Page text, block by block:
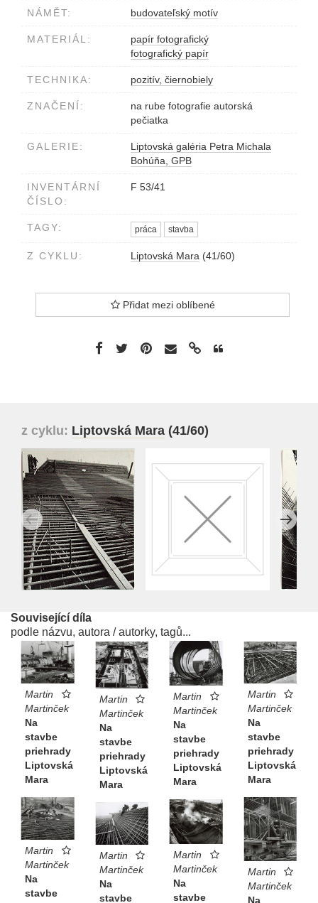
NÁMĚT: budovateľský motív
MATERIÁL:
papír fotografický
fotografický papír
TECHNIKA: pozitív, čiernobiely
ZNAČENÍ:
na rube fotografie autorská
pečiatka
GALERIE:
Liptovská galéria Petra Michala
Bohúňa, GPB
INVENTÁRNÍ
ČÍSLO:
F 53/41
TAGY: práca stavba
Z CYKLU: Liptovská Mara (41/60)
Přidat mezi oblíbené
z cyklu: Liptovská Mara (41/60)
Související díla
podle názvu, autora / autorky, tagů...
Martin
Martinček
Na
stavbe
priehrady
Liptovská
Mara
Martin
Martinček
Na
stavbe
priehrady
Liptovská
Mara
Martin
Martinček
Na
stavbe
priehrady
Liptovská
Mara
Martin
Martinček
Na
stavbe
priehrady
Liptovská
Mara
Martin
Martinček
Na
Martin
Martinček
Na
stavbe
Martin
Martinček
Na
stavbe
Martin
Martinček
Na
stavbe